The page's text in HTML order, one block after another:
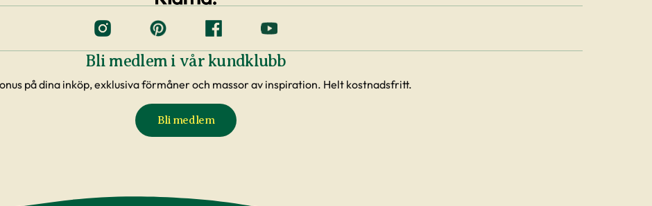
Bli medlem i vår kundklubb
på dina inköp, exklusiva förmåner och massor av inspiration. Helt kostnadsfritt.
Bli medlem